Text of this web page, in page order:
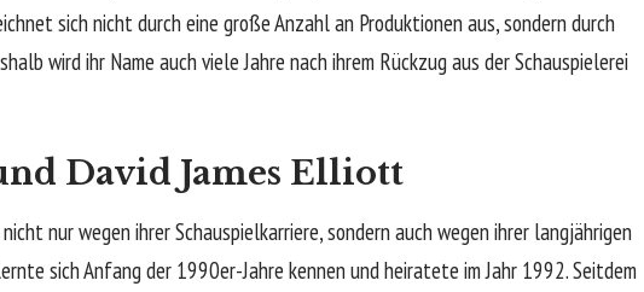
sich nicht durch eine große Anzahl an Produktionen aus, sondern durch
wird ihr Name auch viele Jahre nach ihrem Rückzug aus der Schauspielerei
David James Elliott
nur wegen ihrer Schauspielkarriere, sondern auch wegen ihrer langjährigen
sich Anfang der 1990er-Jahre kennen und heiratete im Jahr 1992. Seitdem